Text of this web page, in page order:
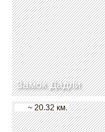
Замок Дадли
~ 20.32 км.